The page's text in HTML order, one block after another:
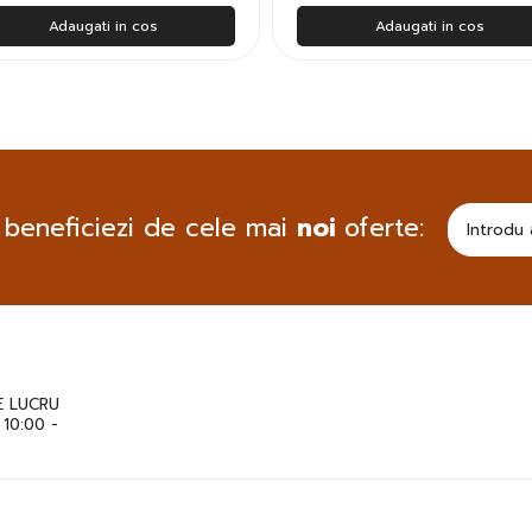
Adaugati in cos Adaugati in cos
de cele mai noi oferte:
LUCRU
-